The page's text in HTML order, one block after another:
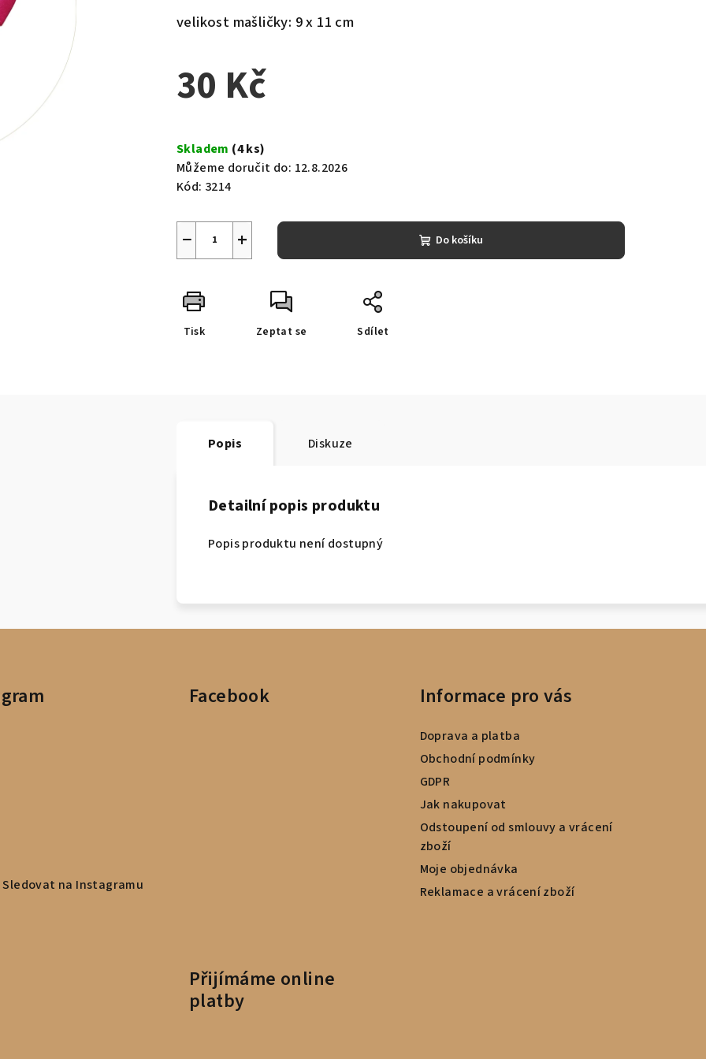
velikost mašličky: 9 x 11 cm
30 Kč
cena:
Skladem (4 ks)
Můžeme doručit do: 12.8.2026
Kód: 3214
+
− Do košíku
Tisk Zeptat se Sdílet
Popis Diskuze
Detailní popis produktu
Popis produktu není dostupný
Sledovat na Instagramu
Facebook Informace pro vás
Doprava a platba
Obchodní podmínky
GDPR
Jak nakupovat
Odstoupení od smlouvy a vrácení
zboží
Moje objednávka
Reklamace a vrácení zboží
Přijímáme online
platby